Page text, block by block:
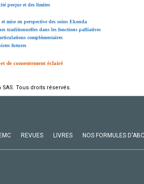
perçue et des limites
et mise en perspective des soins Ekonda
traditionnelles dans les fonctions palliatives
complémentaires
futures
de consentement éclairé
Tous droits réservés.
REVUES LIVRES NOS FORMULES